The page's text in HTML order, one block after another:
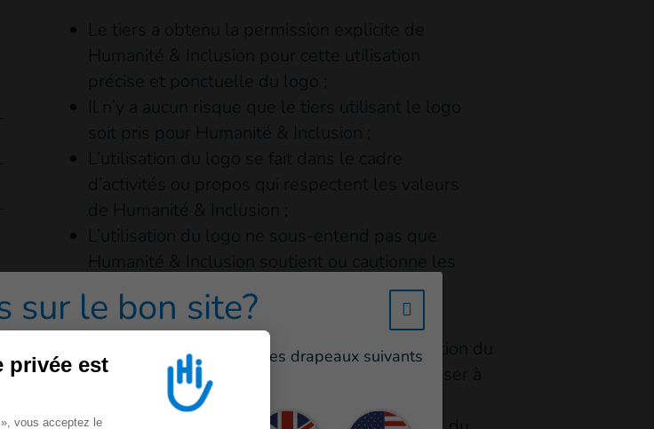
Le tiers a obtenu la permission explicite de
Humanité & Inclusion pour cette utilisation
précise et ponctuelle du logo ;
Il n’y a aucun risque que le tiers utilisant le logo
soit pris pour Humanité & Inclusion ;
L’utilisation du logo se fait dans le cadre
d’activités ou propos qui respectent les valeurs
de Humanité & Inclusion ;
L’utilisation du logo ne sous-entend pas que
Humanité & Inclusion soutient ou cautionne les
propos ou activités du tiers.
Si vous souhaitez plus d’information sur l’utilisation du
logo Humanité & Inclusion, merci de vous adresser à
sur le bon site?
sites grand public cliquez sur un des drapeaux suivants